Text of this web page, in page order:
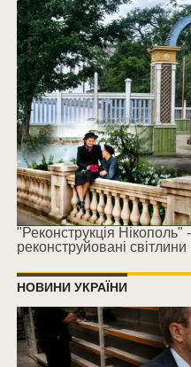
"Реконструкція Нікополь"
реконструйовані
НОВИНИ УКРАЇНИ